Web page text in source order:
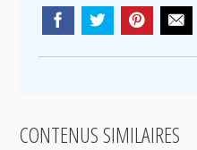
CONTENUS SIMILAIRES